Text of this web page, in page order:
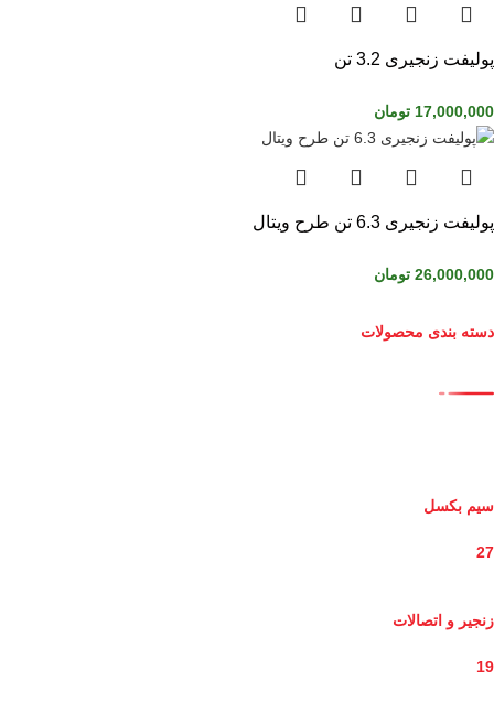
پولیفت زنجیری 3.2 تن
17,000,000 تومان
پولیفت زنجیری 6.3 تن طرح ویتال
26,000,000 تومان
دسته بندی محصولات
سیم بکسل
27
زنجیر و اتصالات
19